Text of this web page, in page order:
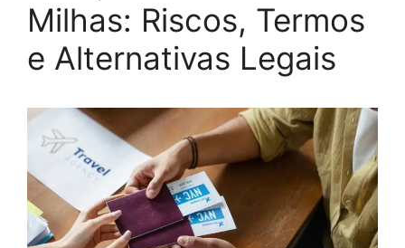
Milhas: Riscos, Termos
e Alternativas Legais